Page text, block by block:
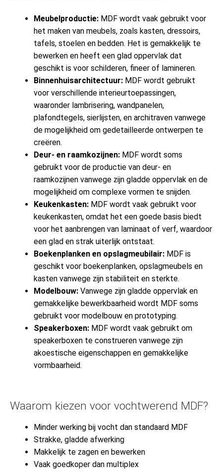
Meubelproductie: MDF wordt vaak gebruikt voor
het maken van meubels, zoals kasten, dressoirs,
tafels, stoelen en bedden. Het is gemakkelijk te
bewerken en heeft een glad oppervlak dat
geschikt is voor schilderen, fineer of lamineren.
Binnenhuisarchitectuur: MDF wordt gebruikt
voor verschillende interieurtoepassingen,
waaronder lambrisering, wandpanelen,
plafondtegels, sierlijsten, en architraven vanwege
de mogelijkheid om gedetailleerde ontwerpen te
creëren.
Deur- en raamkozijnen: MDF wordt soms
gebruikt voor de productie van deur- en
raamkozijnen vanwege zijn gladde oppervlak en de
mogelijkheid om complexe vormen te snijden.
Keukenkasten: MDF wordt vaak gebruikt voor
keukenkasten, omdat het een goede basis biedt
voor het aanbrengen van laminaat of verf, waardoor
een glad en strak uiterlijk ontstaat.
Boekenplanken en opslagmeubilair: MDF is
geschikt voor boekenplanken, opslagmeubels en
kasten vanwege zijn stabiliteit en sterkte.
Modelbouw: Vanwege zijn gladde oppervlak en
gemakkelijke bewerkbaarheid wordt MDF soms
gebruikt voor modelbouw en prototyping.
Speakerboxen: MDF wordt vaak gebruikt om
speakerboxen te construeren vanwege zijn
akoestische eigenschappen en gemakkelijke
vormbaarheid.
Waarom kiezen voor vochtwerend MDF?
Minder werking bij vocht dan standaard MDF
Strakke, gladde afwerking
Makkelijk te zagen en bewerken
Vaak goedkoper dan multiplex